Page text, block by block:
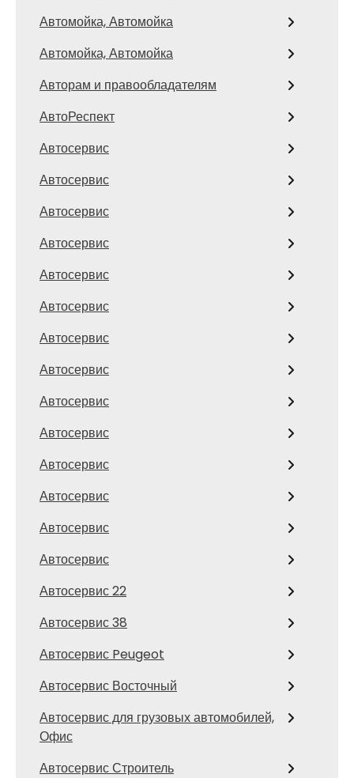
Автомойка, Автомойка
Автомойка, Автомойка
Авторам и правообладателям
АвтоРеспект
Автосервис
Автосервис
Автосервис
Автосервис
Автосервис
Автосервис
Автосервис
Автосервис
Автосервис
Автосервис
Автосервис
Автосервис
Автосервис
Автосервис
Автосервис 22
Автосервис 38
Автосервис Peugeot
Автосервис Восточный
Автосервис для грузовых автомобилей,
Офис
Автосервис Строитель